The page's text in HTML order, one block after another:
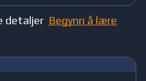
detaljer Begynn å lære